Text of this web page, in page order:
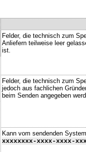
Felder, die technisch zum
Anliefern teilweise leer
ist.
Felder, die technisch zum
jedoch aus fachlichen
beim Senden angegeben
Kann vom sendenden
xxxxxxxx-xxxx-xxxx-